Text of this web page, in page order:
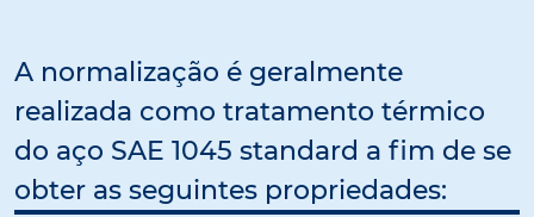
A normalização é geralmente
realizada como tratamento térmico
do aço SAE 1045 standard a fim de se
obter as seguintes propriedades: